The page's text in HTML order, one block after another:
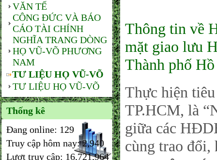
VĂN TẾ
CÔNG ĐỨC VÀ BÁO
CÁO TÀI CHÍNH
NGHĨA TRANG DÒNG
HỌ VŨ-VÕ PHƯƠNG
NAM
TƯ LIỆU HỌ VŨ-VÕ
TƯ LIỆU HỌ VŨ-VÕ
Thống kê
Đang online: 129
Truy cập hôm nay:2,940
Lượt truy cập: 16,721,964
Thông tin về
mặt giao lưu
Thành phố
Thực hiện
TP.HCM, là
giữa các
cùng trao đổi,